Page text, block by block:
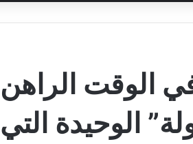
الوقت الراهن
الوحيدة التي